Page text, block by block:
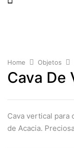
Home Objetos
Cava De
Cava vertical para
de Acacia.